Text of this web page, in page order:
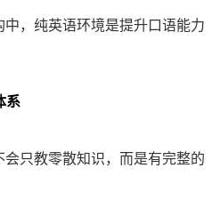
，纯英语环境是提升口语能力
系
只教零散知识，而是有完整的